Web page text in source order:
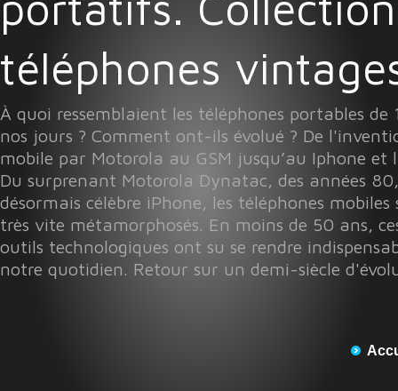
téléphones
À quoi ressemblaient les téléphones portables de
nos jours ? Comment ont-ils évolué ? De
mobile par Motorola au GSM jusqu’au Iphone et
Du surprenant Motorola Dynatac, des années
désormais célèbre iPhone, les téléphones mobiles
très vite métamorphosés. En moins de 50 ans,
outils technologiques ont su se rendre
notre quotidien. Retour sur un demi-siècle